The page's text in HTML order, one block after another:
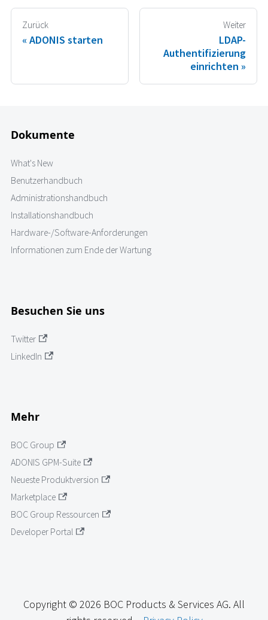
Zurück
ADONIS starten
Weiter
LDAP-
Authentifizierung
einrichten
Dokumente
What's New
Benutzerhandbuch
Administrationshandbuch
Installationshandbuch
Hardware-/Software-Anforderungen
Informationen zum Ende der Wartung
Besuchen Sie uns
Twitter
LinkedIn
Mehr
BOC Group
ADONIS GPM-Suite
Neueste Produktversion
Marketplace
BOC Group Ressourcen
Developer Portal
Copyright © 2026 BOC Products & Services AG. All